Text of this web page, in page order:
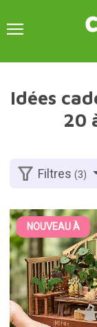
Idées
20
Filtres(3)
NOUVEAU À